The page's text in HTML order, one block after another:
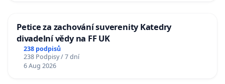
Petice za zachování suverenity Katedry
divadelní vědy na FF UK
238 podpisů
238 Podpisy / 7 dní
6 Aug 2026